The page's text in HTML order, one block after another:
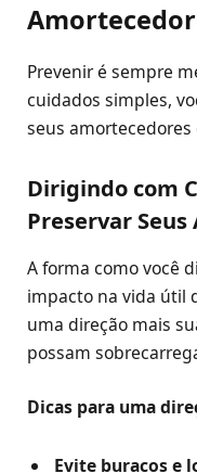
Prevenir é sempre
cuidados simples,
seus
Dirigindo com
Preservar
A forma como você
impacto na vida útil
uma direção mais
possam
Dicas para uma
Evite buracos e